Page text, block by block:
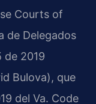
Courts of
de Delegados
de 2019
Bulova), que
del Va. Code